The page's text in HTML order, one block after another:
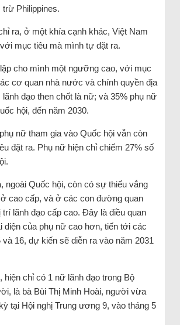
Philippines.
ra, ở một khía cạnh khác, Việt Nam
mục tiêu mà mình tự đặt ra.
cho mình một ngưỡng cao, với mục
cơ quan nhà nước và chính quyền địa
đạo then chốt là nữ; và 35% phụ nữ
hội, đến năm 2030.
nữ tham gia vào Quốc hội vẫn còn
đặt ra. Phụ nữ hiện chỉ chiếm 27% số
ngoài Quốc hội, còn có sự thiếu vắng
cao cấp, và ở các con đường quan
trí lãnh đạo cấp cao. Đây là điều quan
diện của phụ nữ cao hơn, tiến tới các
16, dự kiến sẽ diễn ra vào năm 2031
hiện chỉ có 1 nữ lãnh đạo trong Bộ
là bà Bùi Thị Minh Hoài, người vừa
tại Hội nghị Trung ương 9, vào tháng 5